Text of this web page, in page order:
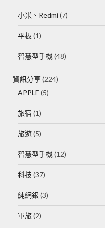
小米、Redmi(7)
平板(1)
智慧型手機 (48)
資訊分享(224)
APPLE (5)
旅宿 (1)
旅遊(5)
智慧型手機 (12)
科技 (37)
純網銀 (3)
軍旅(2)